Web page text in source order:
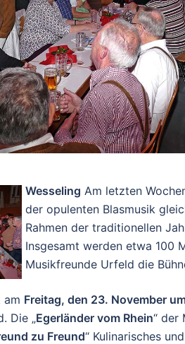
Wesseling Am letzten
der opulenten Blasmusik
Rahmen der traditionellen
Insgesamt werden etwa 100
Musikfreunde Urfeld die
am Freitag, den 23. November
Die „Egerländer vom Rhein“ der
zu Freund“ Kulinarisches